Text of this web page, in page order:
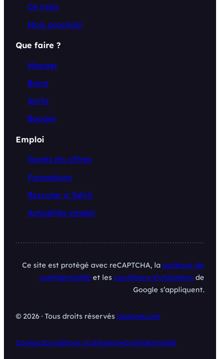
Ce mois
Mois prochain
Que faire ?
Manger
Boire
Sortir
Bouger
Emploi
Toutes les offres
Formations
Recruter à Tahiti
Actualités emploi
Ce site est protégé avec reCAPTCHA, la politique de
confidentialité et les conditions d’utilisation de
Google s’appliquent.
© 2026 · Tous droits réservés iaorana.com
ContactConditions d’utilisationConfidentialité